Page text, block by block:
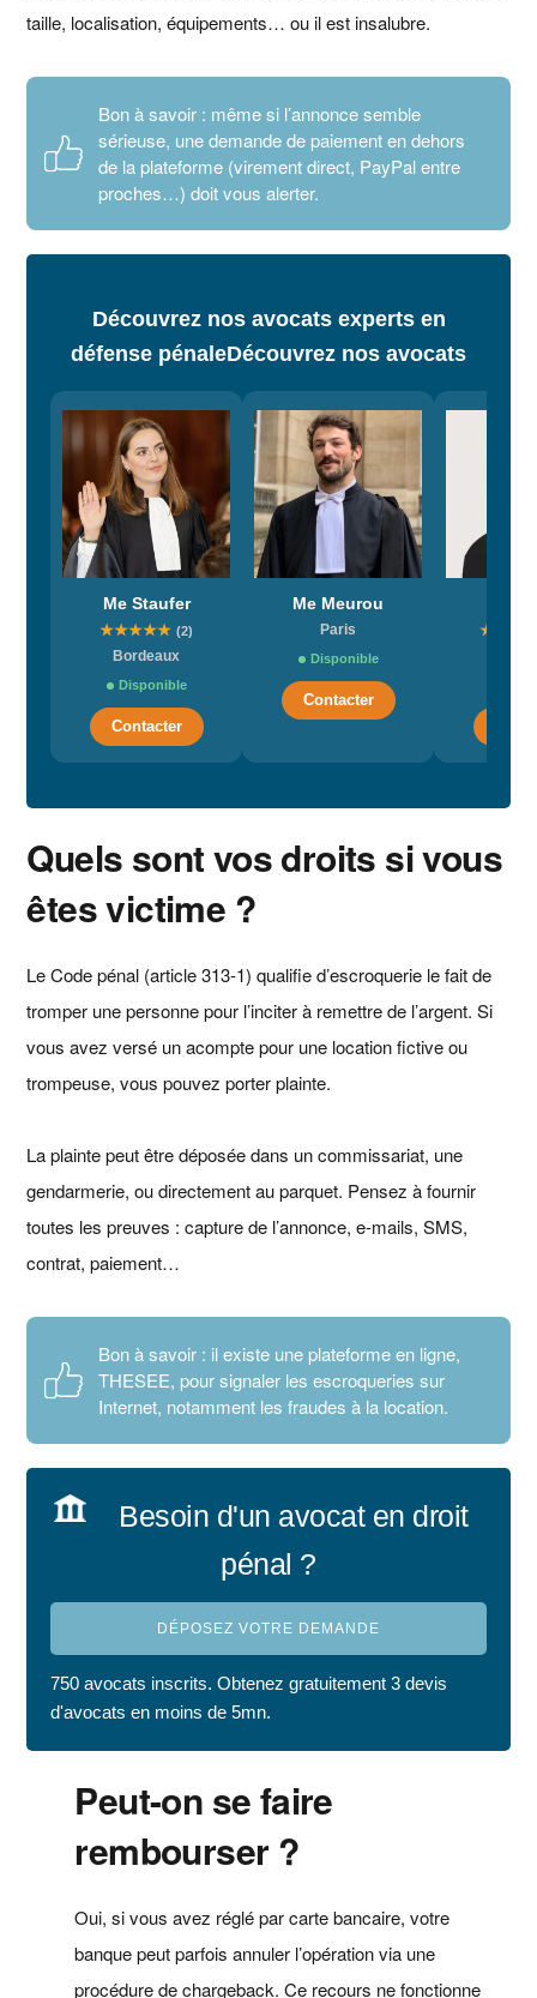
taille, localisation, équipements… ou il est insalubre.
Bon à savoir : même si l’annonce semble
sérieuse, une demande de paiement en dehors
de la plateforme (virement direct, PayPal entre
proches…) doit vous alerter.
Découvrez nos avocats experts en
défense pénaleDécouvrez nos avocats
Me Staufer
★★★★★ (2)
Bordeaux
Disponible
Contacter
Me Meurou
Paris
Disponible
Contacter
★
Quels sont vos droits si vous
êtes victime ?
Le Code pénal (article 313-1) qualifie d’escroquerie le fait de
tromper une personne pour l’inciter à remettre de l’argent. Si
vous avez versé un acompte pour une location fictive ou
trompeuse, vous pouvez porter plainte.
La plainte peut être déposée dans un commissariat, une
gendarmerie, ou directement au parquet. Pensez à fournir
toutes les preuves : capture de l’annonce, e-mails, SMS,
contrat, paiement…
Bon à savoir : il existe une plateforme en ligne,
THESEE, pour signaler les escroqueries sur
Internet, notamment les fraudes à la location.
Besoin d'un avocat en droit
pénal ?
DÉPOSEZ VOTRE DEMANDE
750 avocats inscrits. Obtenez gratuitement 3 devis
d'avocats en moins de 5mn.
Peut-on se faire
rembourser ?
Oui, si vous avez réglé par carte bancaire, votre
banque peut parfois annuler l’opération via une
procédure de chargeback. Ce recours ne fonctionne